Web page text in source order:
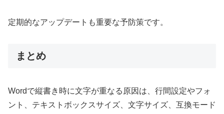
定期的なアップデートも重要な予防策です。
まとめ
Wordで縦書き時に文字が重なる原因は、行間設定やフォ
ント、テキストボックスサイズ、文字サイズ、互換モード